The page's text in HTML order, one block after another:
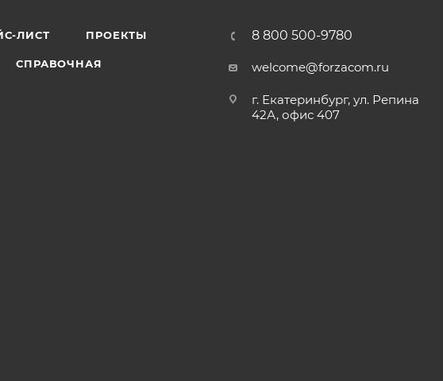
ЛИСТ ПРОЕКТЫ
СПРАВОЧНАЯ
8 800 500-9780
welcome@forzacom.ru
г. Екатеринбург, ул. Репина
42А, офис 407